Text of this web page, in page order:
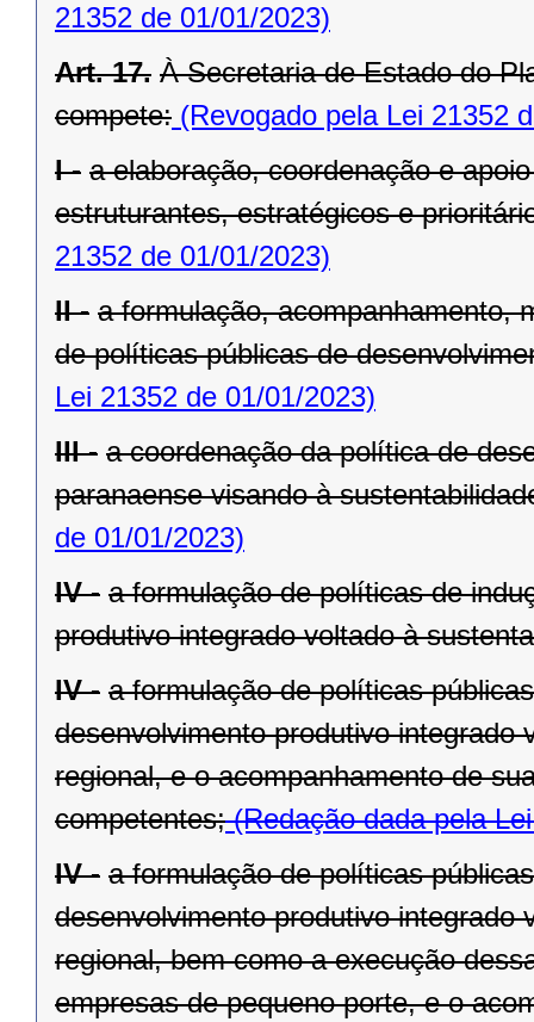
21352 de 01/01/2023)
Art. 17. À Secretaria de Estado do
compete: (Revogado pela Lei 21352
I - a elaboração, coordenação e
estruturantes, estratégicos e
21352 de 01/01/2023)
II - a formulação, acompanhamento,
de políticas públicas de
Lei 21352 de 01/01/2023)
III - a coordenação da política de
paranaense visando à
de 01/01/2023)
IV - a formulação de políticas de
produtivo integrado voltado à
IV - a formulação de políticas
desenvolvimento produtivo integrado
regional, e o acompanhamento de
competentes;(Redação dada pela
IV - a formulação de políticas
desenvolvimento produtivo integrado
regional, bem como a execução
empresas de pequeno porte, e o